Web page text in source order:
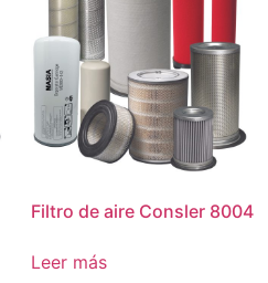
Filtro de aire Consler 8004
Leer más